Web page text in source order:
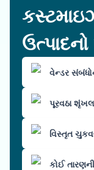
વેન્ડર
પૂરવઠા
વિસ્તૃત
કોઈ